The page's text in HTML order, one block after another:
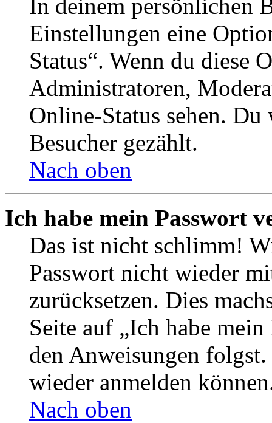
In deinem persönlichen
Einstellungen eine
Status“. Wenn du diese
Administratoren,
Online-Status sehen.
Besucher gezählt.
Nach oben
Ich habe mein Passwort
Das ist nicht schlimm!
Passwort nicht wieder
zurücksetzen. Dies
Seite auf „Ich habe
den Anweisungen
wieder anmelden
Nach oben